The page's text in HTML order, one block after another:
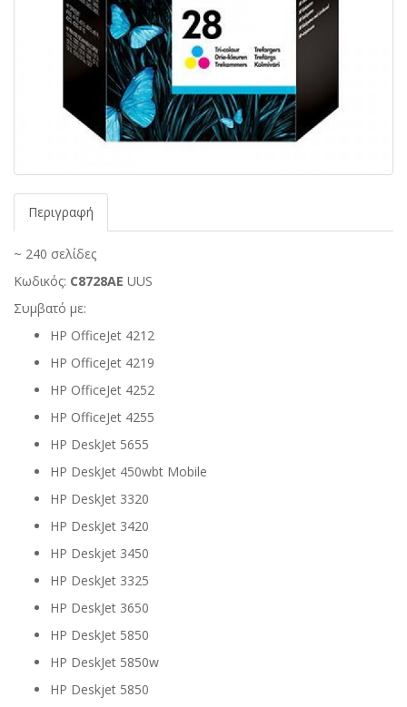
Περιγραφή
~ 240 σελίδες
Κωδικός: C8728AE UUS
Συμβατό με:
HP OfficeJet 4212
HP OfficeJet 4219
HP OfficeJet 4252
HP OfficeJet 4255
HP DeskJet 5655
HP DeskJet 450wbt Mobile
HP DeskJet 3320
HP DeskJet 3420
HP Deskjet 3450
HP DeskJet 3325
HP DeskJet 3650
HP DeskJet 5850
HP DeskJet 5850w
HP Deskjet 5850